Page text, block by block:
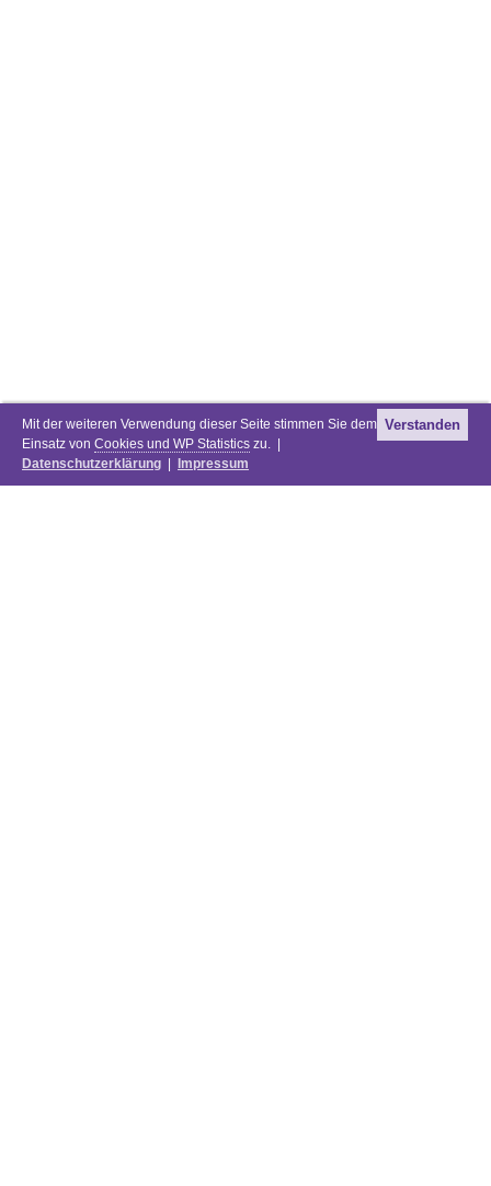
Mit der weiteren Verwendung dieser Seite stimmen Sie dem
Einsatz von Cookies und WP Statistics zu. |
Datenschutzerklärung
Impressum
Verstanden